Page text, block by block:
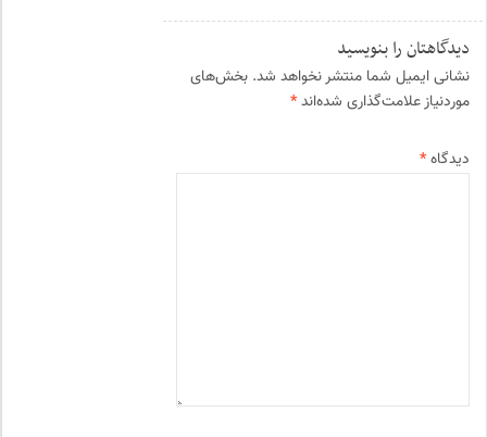
دیدگاهتان را بنویسید
نشانی ایمیل شما منتشر نخواهد شد. بخش‌های
موردنیاز علامت‌گذاری شده‌اند*
دیدگاه*